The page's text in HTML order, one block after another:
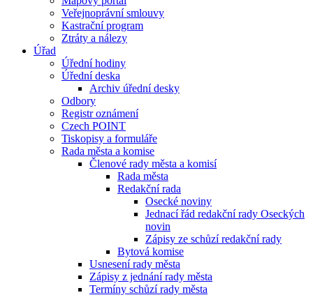
Veřejnoprávní smlouvy
Kastrační program
Ztráty a nálezy
Úřad
Úřední hodiny
Úřední deska
Archiv úřední desky
Odbory
Registr oznámení
Czech POINT
Tiskopisy a formuláře
Rada města a komise
Členové rady města a komisí
Rada města
Redakční rada
Osecké noviny
Jednací řád redakční rady Oseckých
novin
Zápisy ze schůzí redakční rady
Bytová komise
Usnesení rady města
Zápisy z jednání rady města
Termíny schůzí rady města